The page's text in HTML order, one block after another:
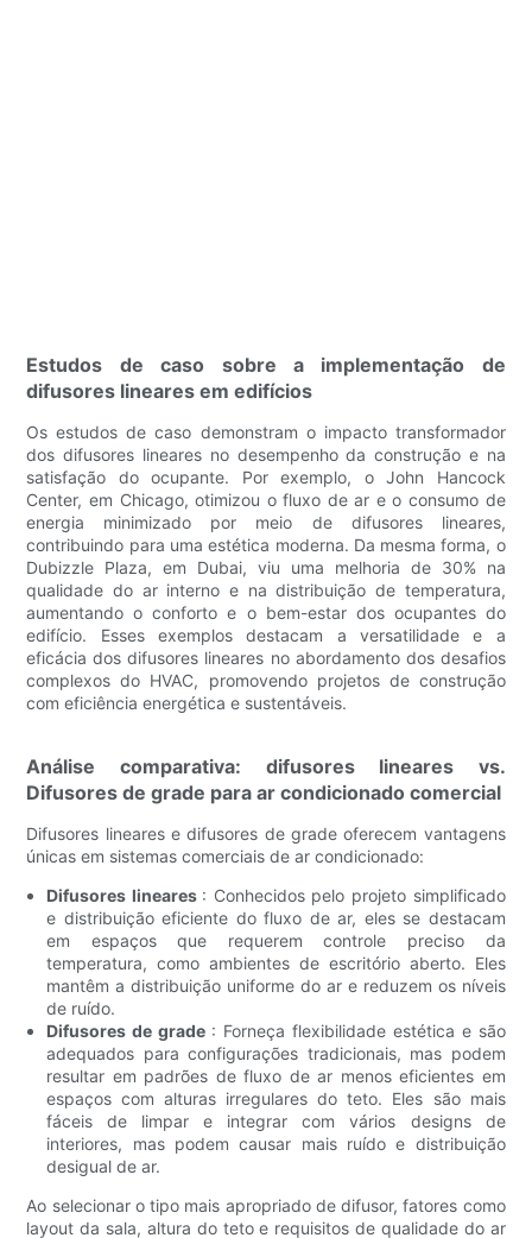
Estudos de caso sobre a implementação de
difusores lineares em edifícios
Os estudos de caso demonstram o impacto transformador
dos difusores lineares no desempenho da construção e na
satisfação do ocupante. Por exemplo, o John Hancock
Center, em Chicago, otimizou o fluxo de ar e o consumo de
energia minimizado por meio de difusores lineares,
contribuindo para uma estética moderna. Da mesma forma, o
Dubizzle Plaza, em Dubai, viu uma melhoria de 30% na
qualidade do ar interno e na distribuição de temperatura,
aumentando o conforto e o bem-estar dos ocupantes do
edifício. Esses exemplos destacam a versatilidade e a
eficácia dos difusores lineares no abordamento dos desafios
complexos do HVAC, promovendo projetos de construção
com eficiência energética e sustentáveis.
Análise comparativa: difusores lineares vs.
Difusores de grade para ar condicionado comercial
Difusores lineares e difusores de grade oferecem vantagens
únicas em sistemas comerciais de ar condicionado:
Difusores lineares : Conhecidos pelo projeto simplificado
e distribuição eficiente do fluxo de ar, eles se destacam
em espaços que requerem controle preciso da
temperatura, como ambientes de escritório aberto. Eles
mantêm a distribuição uniforme do ar e reduzem os níveis
de ruído.
Difusores de grade : Forneça flexibilidade estética e são
adequados para configurações tradicionais, mas podem
resultar em padrões de fluxo de ar menos eficientes em
espaços com alturas irregulares do teto. Eles são mais
fáceis de limpar e integrar com vários designs de
interiores, mas podem causar mais ruído e distribuição
desigual de ar.
Ao selecionar o tipo mais apropriado de difusor, fatores como
layout da sala, altura do teto e requisitos de qualidade do ar